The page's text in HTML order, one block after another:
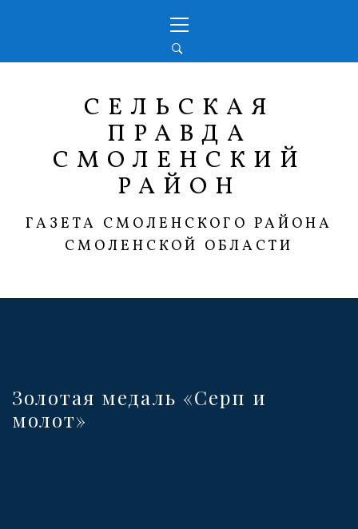
меню
СЕЛЬСКАЯ
ПРАВДА
СМОЛЕНСКИЙ
РАЙОН
ГАЗЕТА СМОЛЕНСКОГО РАЙОНА
СМОЛЕНСКОЙ ОБЛАСТИ
Золотая медаль «Серп и
молот»